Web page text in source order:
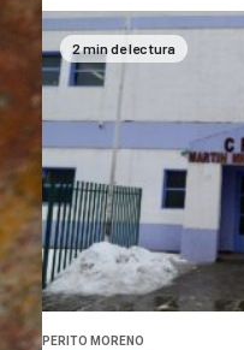
2 min de lectura
PERITO MORENO